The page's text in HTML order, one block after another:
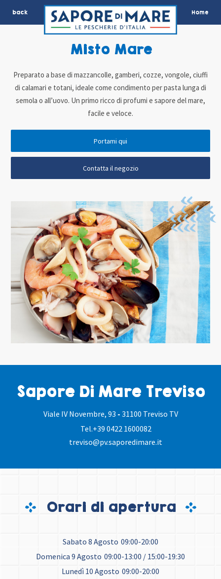
back Home
Sapore Di Mare Treviso
Viale IV Novembre, 93 - 31100 Treviso TV
Tel.+39 0422 1600082
treviso@pv.saporedimare.it
Misto Mare
Preparato a base di mazzancolle, gamberi, cozze, vongole, ciuffi
di calamari e totani, ideale come condimento per pasta lunga di
semola o all’uovo. Un primo ricco di profumi e sapore del mare,
facile e veloce.
Portami qui
Contatta il negozio
Orari di apertura
Sabato 8 Agosto 09:00-20:00
Domenica 9 Agosto 09:00-13:00 / 15:00-19:30
Lunedì 10 Agosto 09:00-20:00